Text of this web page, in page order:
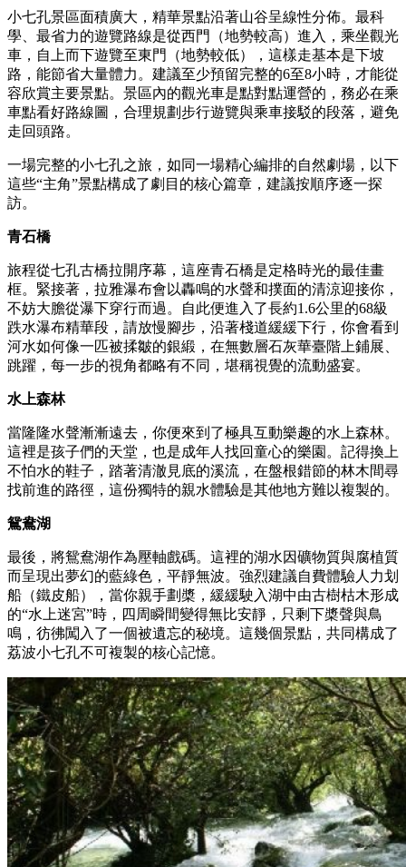
小七孔景區面積廣大，精華景點沿著山谷呈線性分佈。最科
學、最省力的遊覽路線是從西門（地勢較高）進入，乘坐觀光
車，自上而下遊覽至東門（地勢較低），這樣走基本是下坡
路，能節省大量體力。建議至少預留完整的6至8小時，才能從
容欣賞主要景點。景區內的觀光車是點對點運營的，務必在乘
車點看好路線圖，合理規劃步行遊覽與乘車接駁的段落，避免
走回頭路。
一場完整的小七孔之旅，如同一場精心編排的自然劇場，以下
這些“主角”景點構成了劇目的核心篇章，建議按順序逐一探
訪。
青石橋
旅程從七孔古橋拉開序幕，這座青石橋是定格時光的最佳畫
框。緊接著，拉雅瀑布會以轟鳴的水聲和撲面的清涼迎接你，
不妨大膽從瀑下穿行而過。自此便進入了長約1.6公里的68級
跌水瀑布精華段，請放慢腳步，沿著棧道緩緩下行，你會看到
河水如何像一匹被揉皺的銀緞，在無數層石灰華臺階上鋪展、
跳躍，每一步的視角都略有不同，堪稱視覺的流動盛宴。
水上森林
當隆隆水聲漸漸遠去，你便來到了極具互動樂趣的水上森林。
這裡是孩子們的天堂，也是成年人找回童心的樂園。記得換上
不怕水的鞋子，踏著清澈見底的溪流，在盤根錯節的林木間尋
找前進的路徑，這份獨特的親水體驗是其他地方難以複製的。
鴛鴦湖
最後，將鴛鴦湖作為壓軸戲碼。這裡的湖水因礦物質與腐植質
而呈現出夢幻的藍綠色，平靜無波。強烈建議自費體驗人力划
船（鐵皮船），當你親手劃槳，緩緩駛入湖中由古樹枯木形成
的“水上迷宮”時，四周瞬間變得無比安靜，只剩下槳聲與鳥
鳴，彷彿闖入了一個被遺忘的秘境。這幾個景點，共同構成了
荔波小七孔不可複製的核心記憶。